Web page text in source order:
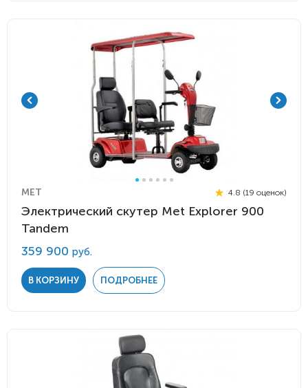
MET 4.8 (19 оценок)
Электрический скутер Met Explorer 900
Tandem
359 900 руб.
В КОРЗИНУ ПОДРОБНЕЕ